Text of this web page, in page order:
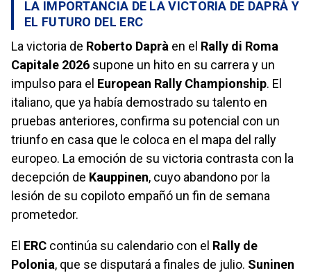
LA IMPORTANCIA DE LA VICTORIA DE DAPRÀ Y
EL FUTURO DEL ERC
La victoria de Roberto Daprà en el Rally di Roma
Capitale 2026 supone un hito en su carrera y un
impulso para el European Rally Championship. El
italiano, que ya había demostrado su talento en
pruebas anteriores, confirma su potencial con un
triunfo en casa que le coloca en el mapa del rally
europeo. La emoción de su victoria contrasta con la
decepción de Kauppinen, cuyo abandono por la
lesión de su copiloto empañó un fin de semana
prometedor.
El ERC continúa su calendario con el Rally de
Polonia, que se disputará a finales de julio. Suninen